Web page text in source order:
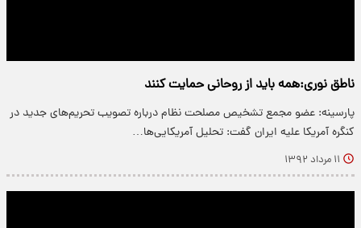
ناطق نوری:همه باید از روحانی حمایت کنند
پارسینه: عضو مجمع تشخیص مصلحت نظام درباره تصویب تحریم‌های جدید در
کنگره آمریکا علیه ایران گفت: تحلیل آمریکایی‌ها…
۱۱ مرداد ۱۳۹۲